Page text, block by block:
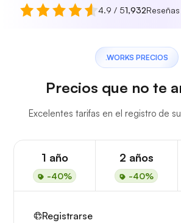
4.9 / 51,932Reseñas
.WORKS PRECIOS
Precios que no te
Excelentes tarifas en el registro de
1 año
-40%
2 años
-40%
Registrarse